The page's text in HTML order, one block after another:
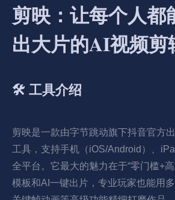
剪映：让每个人都
出大片的AI视频剪
🛠️ 工具介绍
剪映是一款由字节跳动旗下抖音官方
工具，支持手机（iOS/Android）、
全平台。它最大的魅力在于“零门槛+
模板和AI一键出片，专业玩家也能用多